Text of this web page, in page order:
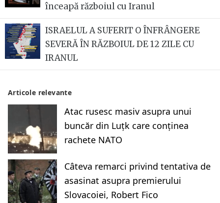
înceapă războiul cu Iranul
ISRAELUL A SUFERIT O ÎNFRÂNGERE
SEVERĂ ÎN RĂZBOIUL DE 12 ZILE CU
IRANUL
Articole relevante
Atac rusesc masiv asupra unui
buncăr din Luțk care conținea
rachete NATO
Câteva remarci privind tentativa de
asasinat asupra premierului
Slovacoiei, Robert Fico